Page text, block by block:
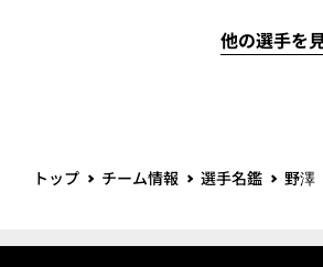
トップ チーム情報 選手名鑑 野